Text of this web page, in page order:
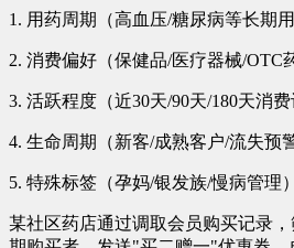
1. 用药周期（高血压/糖尿病等长期用
2. 消费偏好（保健品/医疗器械/OTC
3. 活跃程度（近30天/90天/180天消费
4. 生命周期（新客/成熟客户/流失预
5. 特殊标签（孕妈/银发族/慢病管理）
某社区药店通过调取会员购买记录